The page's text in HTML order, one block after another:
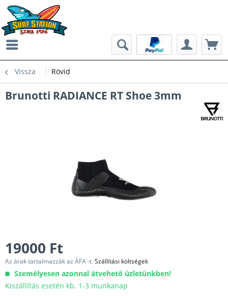
Vissza Rövid
Brunotti RADIANCE RT Shoe 3mm
19000 Ft
Az árak tartalmazzák az ÁFA -t.Szállítási költségek
Személyesen azonnal átvehető üzletünkben!
Kiszállítás esetén kb. 1-3 munkanap